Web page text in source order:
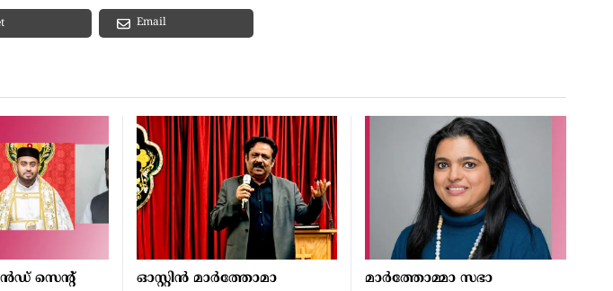
Email
സെന്റ്
ഓസ്റ്റിൻ മാർത്തോമാ
മാര്‍ത്തോമ്മാ സഭാ